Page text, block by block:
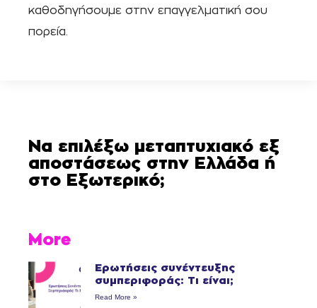
καθοδηγήσουμε στην επαγγελματική σου
πορεία.
Να επιλέξω μεταπτυχιακό εξ
αποστάσεως στην Ελλάδα ή
στο Εξωτερικό;
More
Ερωτήσεις συνέντευξης
συμπεριφοράς: Τι είναι;
Read More »